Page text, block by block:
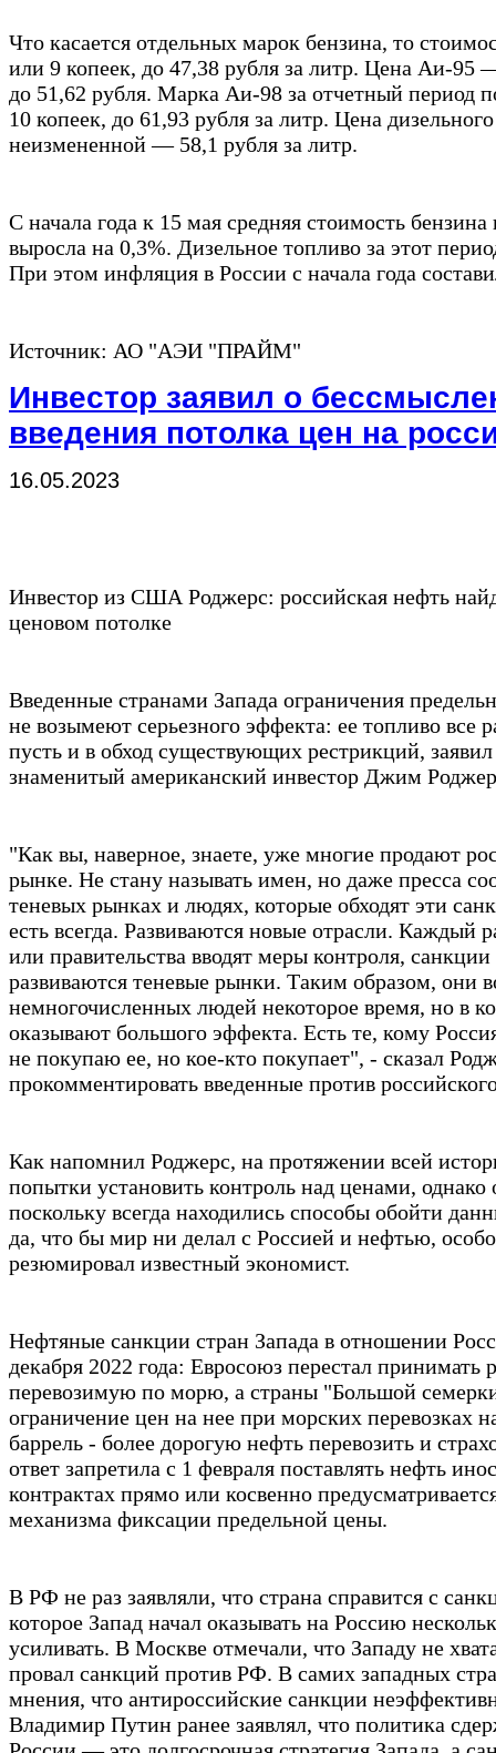
Что касается отдельных марок бензина, то
или 9 копеек, до 47,38 рубля за литр. Цена Аи-95
до 51,62 рубля. Марка Аи-98 за отчетный период
10 копеек, до 61,93 рубля за литр. Цена
неизмененной — 58,1 рубля за литр.
С начала года к 15 мая средняя стоимость
выросла на 0,3%. Дизельное топливо за этот
При этом инфляция в России с начала года
Источник: АО "АЭИ "ПРАЙМ"
Инвестор заявил о
введения потолка цен на
16.05.2023
Инвестор из США Роджерс: российская нефть
ценовом потолке
Введенные странами Запада ограничения
не возымеют серьезного эффекта: ее топливо все
пусть и в обход существующих рестрикций,
знаменитый американский инвестор Джим
"Как вы, наверное, знаете, уже многие продают
рынке. Не стану называть имен, но даже пресса
теневых рынках и людях, которые обходят эти
есть всегда. Развиваются новые отрасли. Каждый
или правительства вводят меры контроля,
развиваются теневые рынки. Таким образом, они
немногочисленных людей некоторое время, но в
оказывают большого эффекта. Есть те, кому
не покупаю ее, но кое-кто покупает", - сказал
прокомментировать введенные против
Как напомнил Роджерс, на протяжении всей
попытки установить контроль над ценами,
поскольку всегда находились способы обойти
да, что бы мир ни делал с Россией и нефтью,
резюмировал известный экономист.
Нефтяные санкции стран Запада в отношении
декабря 2022 года: Евросоюз перестал принимать
перевозимую по морю, а страны "Большой
ограничение цен на нее при морских перевозках
баррель - более дорогую нефть перевозить и
ответ запретила с 1 февраля поставлять нефть
контрактах прямо или косвенно
механизма фиксации предельной цены.
В РФ не раз заявляли, что страна справится с
которое Запад начал оказывать на Россию
усиливать. В Москве отмечали, что Западу не
провал санкций против РФ. В самих западных
мнения, что антироссийские санкции
Владимир Путин ранее заявлял, что политика